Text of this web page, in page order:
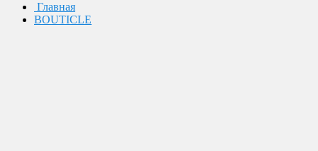
Главная
BOUTICLE